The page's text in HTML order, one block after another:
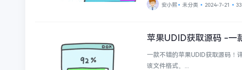
安小熙 未分类 2024-7-21
未分类
苹果UDID获取源码 -一
一款不错的苹果UDID获取源码！
该文件格式。...